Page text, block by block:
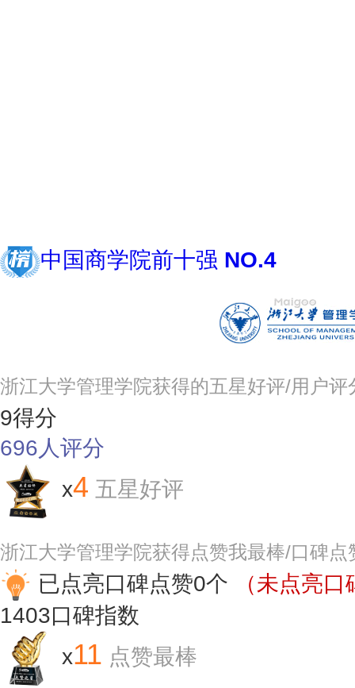
中国商学院前十强 NO.4
浙江大学管理学院获得的五星好评/用户评
9得分
696人评分
x4 五星好评
浙江大学管理学院获得点赞我最棒/口碑点
已点亮口碑点赞0个
（未点亮
1403口碑指数
x11 点赞最棒